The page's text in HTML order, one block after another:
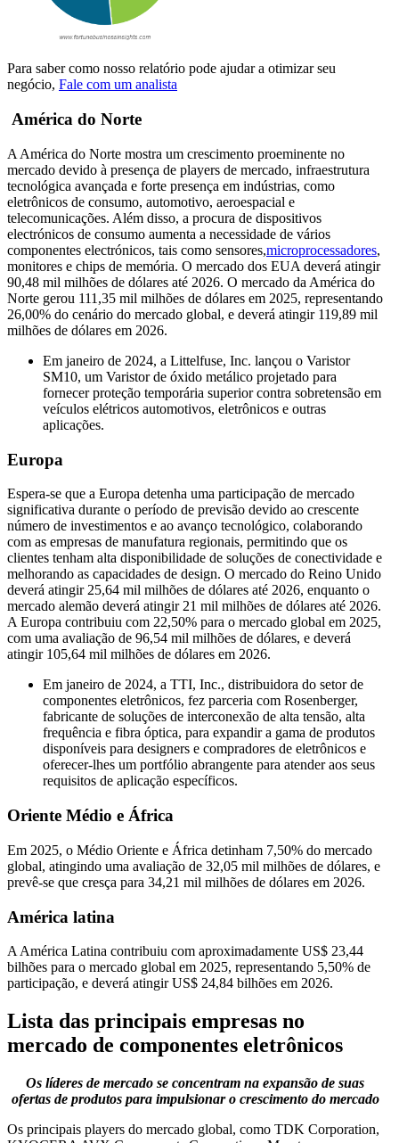
Para saber como nosso relatório pode ajudar a otimizar seu
negócio, Fale com um analista
América do Norte
A América do Norte mostra um crescimento proeminente no
mercado devido à presença de players de mercado, infraestrutura
tecnológica avançada e forte presença em indústrias, como
eletrônicos de consumo, automotivo, aeroespacial e
telecomunicações. Além disso, a procura de dispositivos
electrónicos de consumo aumenta a necessidade de vários
componentes electrónicos, tais como sensores,microprocessadores,
monitores e chips de memória. O mercado dos EUA deverá atingir
90,48 mil milhões de dólares até 2026. O mercado da América do
Norte gerou 111,35 mil milhões de dólares em 2025, representando
26,00% do cenário do mercado global, e deverá atingir 119,89 mil
milhões de dólares em 2026.
Em janeiro de 2024, a Littelfuse, Inc. lançou o Varistor
SM10, um Varistor de óxido metálico projetado para
fornecer proteção temporária superior contra sobretensão em
veículos elétricos automotivos, eletrônicos e outras
aplicações.
Europa
Espera-se que a Europa detenha uma participação de mercado
significativa durante o período de previsão devido ao crescente
número de investimentos e ao avanço tecnológico, colaborando
com as empresas de manufatura regionais, permitindo que os
clientes tenham alta disponibilidade de soluções de conectividade e
melhorando as capacidades de design. O mercado do Reino Unido
deverá atingir 25,64 mil milhões de dólares até 2026, enquanto o
mercado alemão deverá atingir 21 mil milhões de dólares até 2026.
A Europa contribuiu com 22,50% para o mercado global em 2025,
com uma avaliação de 96,54 mil milhões de dólares, e deverá
atingir 105,64 mil milhões de dólares em 2026.
Em janeiro de 2024, a TTI, Inc., distribuidora do setor de
componentes eletrônicos, fez parceria com Rosenberger,
fabricante de soluções de interconexão de alta tensão, alta
frequência e fibra óptica, para expandir a gama de produtos
disponíveis para designers e compradores de eletrônicos e
oferecer-lhes um portfólio abrangente para atender aos seus
requisitos de aplicação específicos.
Oriente Médio e África
Em 2025, o Médio Oriente e África detinham 7,50% do mercado
global, atingindo uma avaliação de 32,05 mil milhões de dólares, e
prevê-se que cresça para 34,21 mil milhões de dólares em 2026.
América latina
A América Latina contribuiu com aproximadamente US$ 23,44
bilhões para o mercado global em 2025, representando 5,50% de
participação, e deverá atingir US$ 24,84 bilhões em 2026.
Lista das principais empresas no
mercado de componentes eletrônicos
Os líderes de mercado se concentram na expansão de suas
ofertas de produtos para impulsionar o crescimento do mercado
Os principais players do mercado global, como TDK Corporation,